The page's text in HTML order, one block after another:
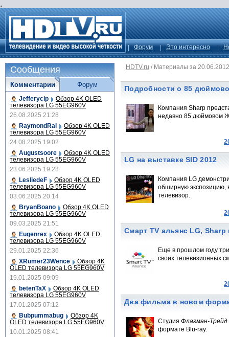
.
Форум Это интересно
HDTV.ru / Материалы за 20.06.2012
Подробности о 85
Компания Sharp
недавно 85 дюймовом
LG на выставке SID 2012
Компания LG
обширную экспозицию,
телевизор.
Cмарт TV альянс LG,
Еще в прошлом году
своих телевизионных
Два фильма в новом
Студия Флагман-Трейд
формате Blu-ray.
Сообщения
Комментарии
Jefferycip Обзор 4K OLED
телевизора LG 55EG960V
26.08.2025 21:28
RaymondRal
Обзор 4K OLED
телевизора LG 55EG960V
24.08.2025 19:02
Augustsoore
Обзор 4K OLED
телевизора LG 55EG960V
23.06.2025 19:28
LesliedeF
Обзор 4K OLED
телевизора LG 55EG960V
03.06.2025 20:14
BryanBoano
Обзор 4K OLED
телевизора LG 55EG960V
09.03.2025 21:51
Eugenrex
Обзор 4K OLED
телевизора LG 55EG960V
29.01.2025 22:36
XRumer23Wence
Обзор 4K
OLED телевизора LG 55EG960V
19.01.2025 09:09
betenTaX
Обзор 4K OLED
телевизора LG 55EG960V
17.01.2025 07:12
Bubpummabug
Обзор 4K
OLED телевизора LG 55EG960V
10.01.2025 08:41
Форум